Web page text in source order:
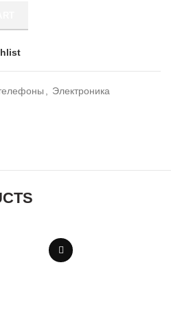
Электроника